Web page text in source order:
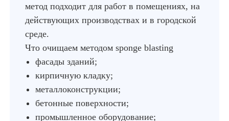
метод подходит для работ в помещениях, на
действующих производствах и в городской
среде.
Что очищаем методом sponge blasting
фасады зданий;
кирпичную кладку;
металлоконструкции;
бетонные поверхности;
промышленное оборудование;